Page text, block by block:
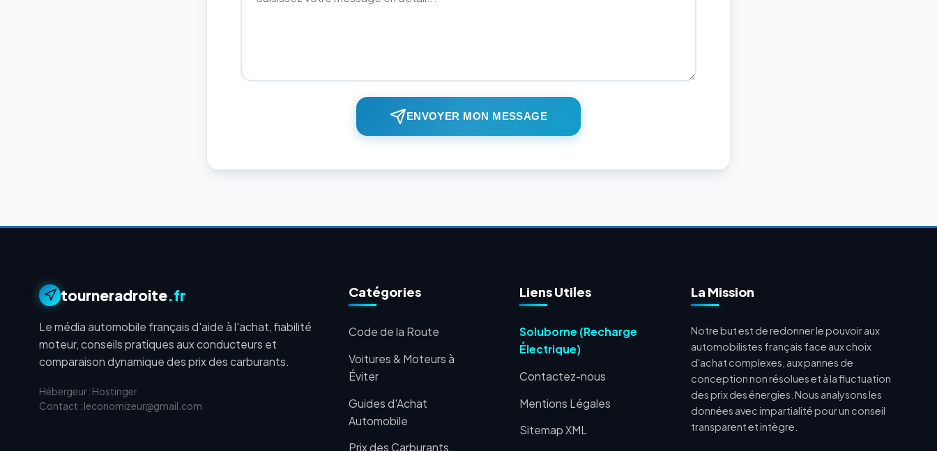
ENVOYER MON MESSAGE
tourneradroite.fr
Le média automobile français d'aide à l'achat, fiabilité
moteur, conseils pratiques aux conducteurs et
comparaison dynamique des prix des carburants.
Hébergeur : Hostinger
Contact : leconomizeur@gmail.com
Catégories
Code de la Route
Voitures & Moteurs à
Éviter
Guides d'Achat
Automobile
Prix des Carburants
Liens Utiles
Soluborne (Recharge
Électrique)
Contactez-nous
Mentions Légales
Sitemap XML
La Mission
Notre but est de redonner le pouvoir aux
automobilistes français face aux choix
d'achat complexes, aux pannes de
conception non résolues et à la fluctuation
des prix des énergies. Nous analysons les
données avec impartialité pour un conseil
transparent et intègre.